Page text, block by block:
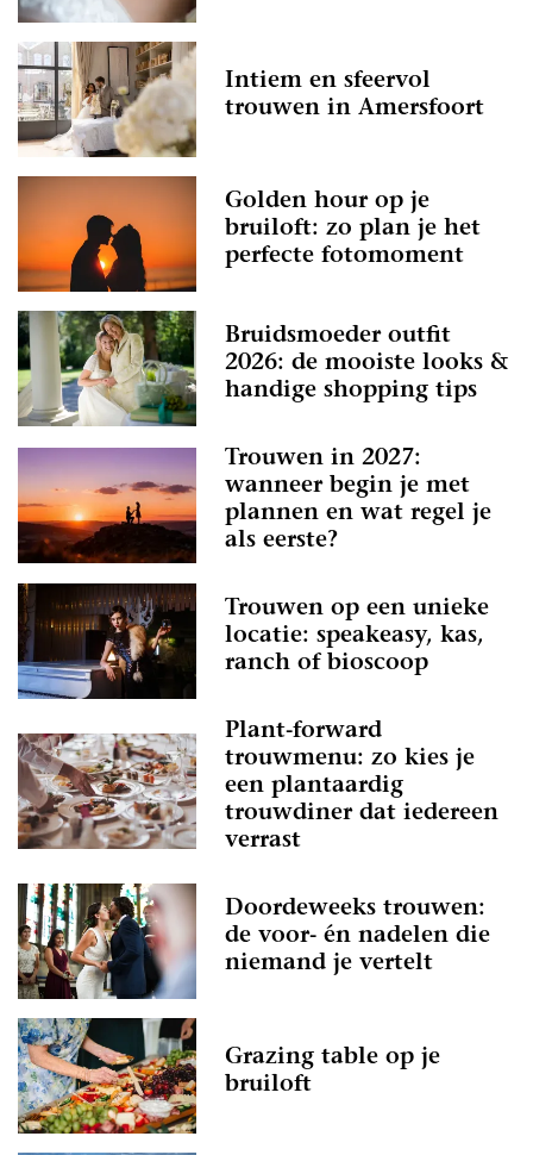
Intiem en sfeervol
trouwen in Amersfoort
Golden hour op je
bruiloft: zo plan je het
perfecte fotomoment
Bruidsmoeder outfit
2026: de mooiste looks &
handige shopping tips
Trouwen in 2027:
wanneer begin je met
plannen en wat regel je
als eerste?
Trouwen op een unieke
locatie: speakeasy, kas,
ranch of bioscoop
Plant-forward
trouwmenu: zo kies je
een plantaardig
trouwdiner dat iedereen
verrast
Doordeweeks trouwen:
de voor- én nadelen die
niemand je vertelt
Grazing table op je
bruiloft